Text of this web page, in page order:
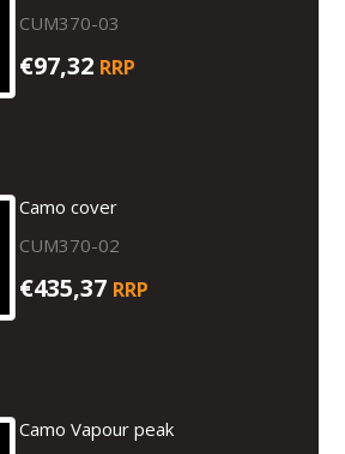
CUM370-03
€97,32 RRP
Camo cover
CUM370-02
€435,37 RRP
Camo Vapour peak